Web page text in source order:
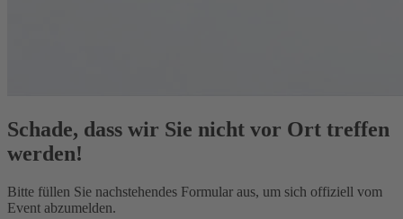
Schade, dass wir Sie nicht vor Ort treffen
werden!
Bitte füllen Sie nachstehendes Formular aus, um sich offiziell vom
Event abzumelden.